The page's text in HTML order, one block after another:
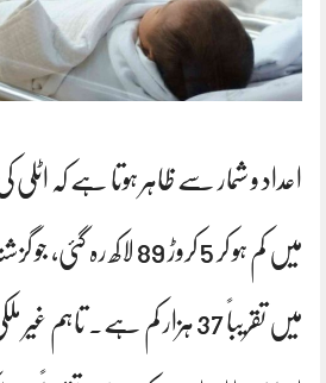
میں کم ہو کر 5 کروڑ 89
میں تقریباً 37 ہزار کم ہے۔